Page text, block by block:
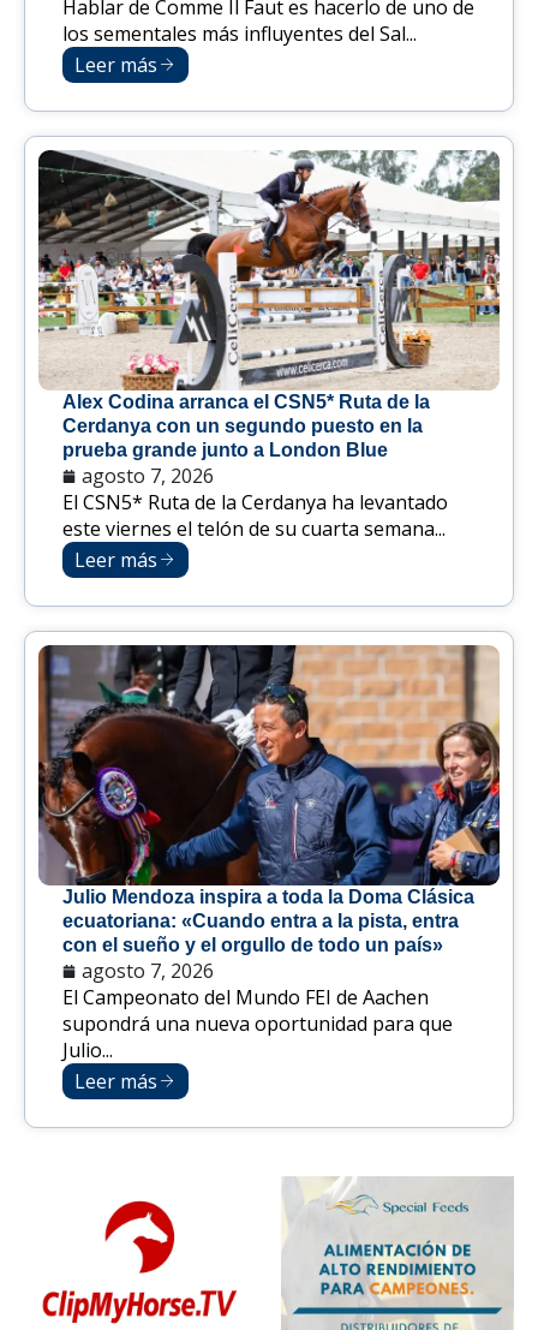
Hablar de Comme Il Faut es hacerlo de uno de
los sementales más influyentes del Sal...
Leer más
Alex Codina arranca el CSN5* Ruta de la
Cerdanya con un segundo puesto en la
prueba grande junto a London Blue
agosto 7, 2026
El CSN5* Ruta de la Cerdanya ha levantado
este viernes el telón de su cuarta semana...
Leer más
Julio Mendoza inspira a toda la Doma Clásica
ecuatoriana: «Cuando entra a la pista, entra
con el sueño y el orgullo de todo un país»
agosto 7, 2026
El Campeonato del Mundo FEI de Aachen
supondrá una nueva oportunidad para que
Julio...
Leer más